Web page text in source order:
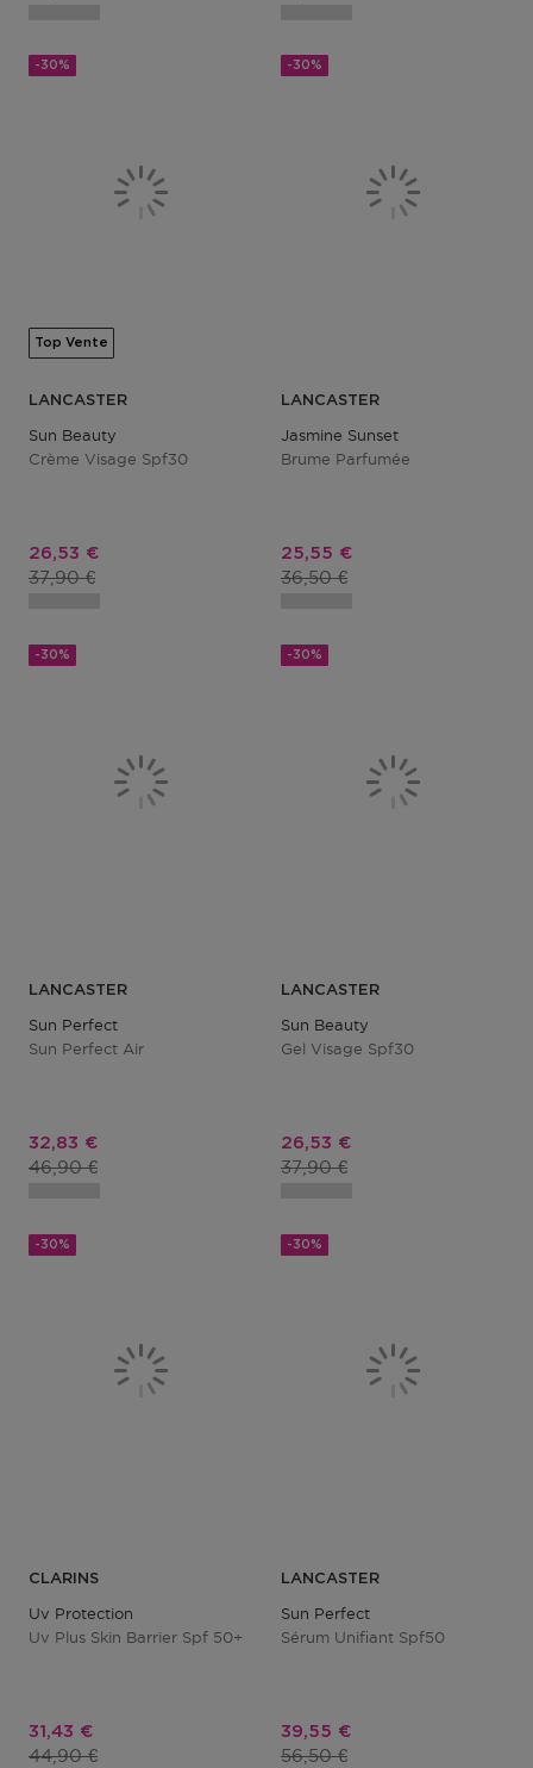
-30%
Top Vente
LANCASTER
Sun Beauty
Crème Visage Spf30
Prix promotionnel
26,53 €
Prix du produit
37,90 €
-30%
LANCASTER
Jasmine Sunset
Brume Parfumée
Prix promotionnel
25,55 €
Prix du produit
36,50 €
-30%
LANCASTER
Sun Perfect
Sun Perfect Air
Prix promotionnel
32,83 €
Prix du produit
46,90 €
-30%
LANCASTER
Sun Beauty
Gel Visage Spf30
Prix promotionnel
26,53 €
Prix du produit
37,90 €
-30%
CLARINS
Uv Protection
Uv Plus Skin Barrier Spf 50+
Prix promotionnel
31,43 €
Prix du produit
44,90 €
-30%
LANCASTER
Sun Perfect
Sérum Unifiant Spf50
Prix promotionnel
39,55 €
Prix du produit
56,50 €